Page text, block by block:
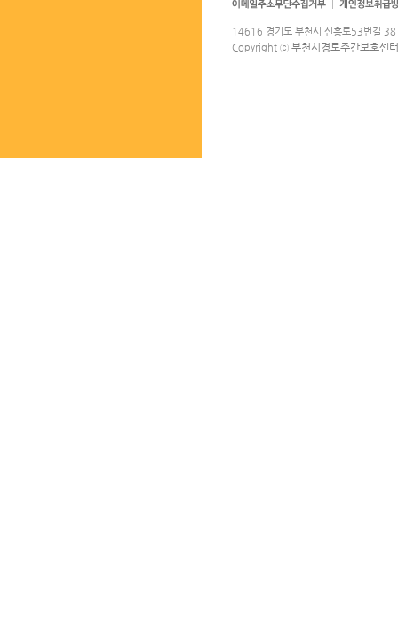
14616 경기도 부천시 신흥로53번
Copyright ⓒ 부천시경로주간보호센터